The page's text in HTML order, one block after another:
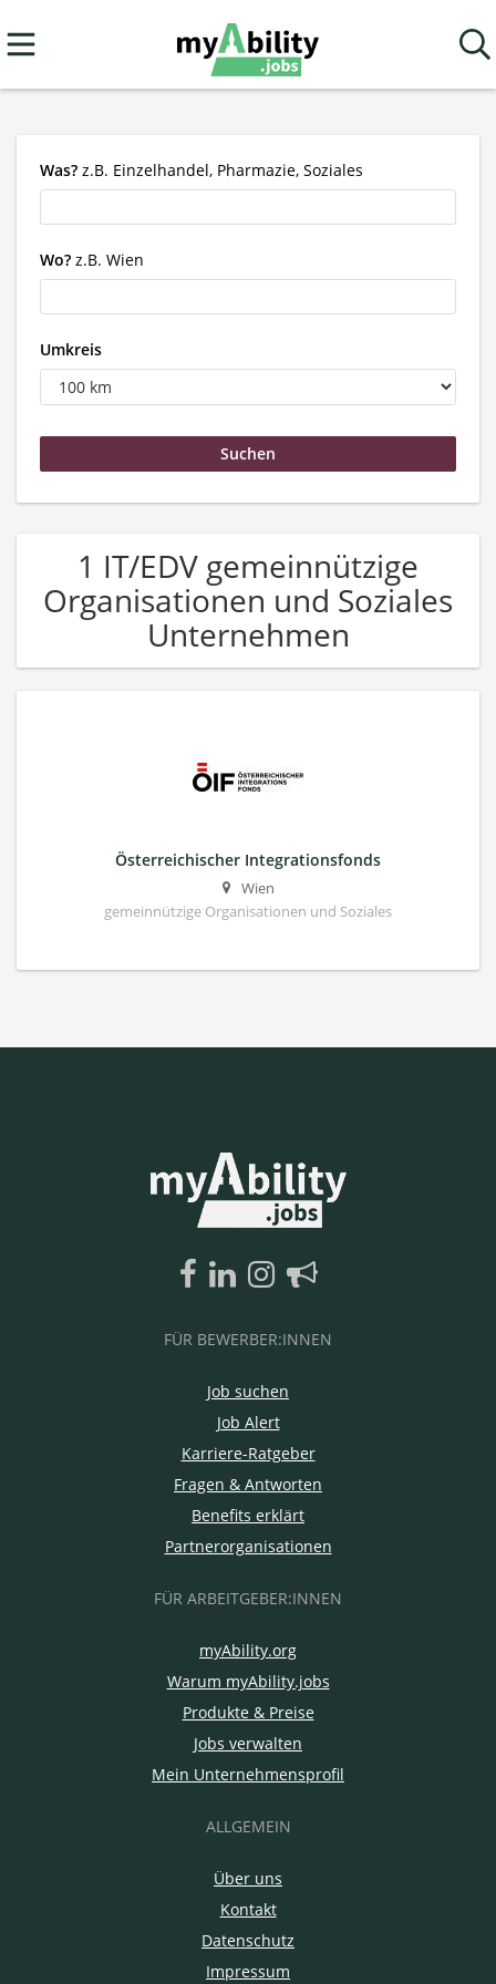
Was? z.B. Einzelhandel, Pharmazie, Soziales
Wo? z.B. Wien
Umkreis
1 IT/EDV gemeinnützige
Organisationen und Soziales
Unternehmen
Österreichischer Integrationsfonds
Wien
gemeinnützige Organisationen und Soziales
FÜR BEWERBER:INNEN
Job suchen
Job Alert
Karriere-Ratgeber
Fragen & Antworten
Benefits erklärt
Partnerorganisationen
FÜR ARBEITGEBER:INNEN
myAbility.org
Warum myAbility.jobs
Produkte & Preise
Jobs verwalten
Mein Unternehmensprofil
ALLGEMEIN
Über uns
Kontakt
Datenschutz
Impressum